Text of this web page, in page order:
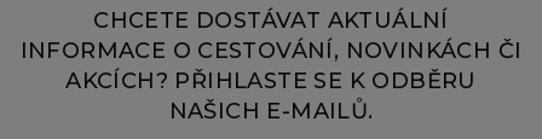
CHCETE DOSTÁVAT AKTUÁLNÍ
INFORMACE O CESTOVÁNÍ, NOVINKÁCH ČI
AKCÍCH? PŘIHLASTE SE K ODBĚRU
NAŠICH E-MAILŮ.